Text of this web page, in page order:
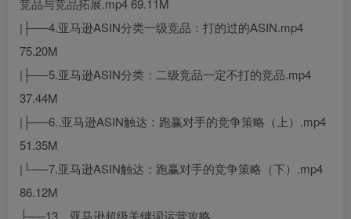
竞品与竞品拓展.mp4 69.11M
|├──4.亚马逊ASIN分类一级竞品：打的过的ASIN.mp4
75.20M
|├──5.亚马逊ASIN分类：二级竞品一定不打的竞品.mp4
37.44M
|├──6..亚马逊ASIN触达：跑赢对手的竞争策略（上）.mp4
51.35M
|└──7.亚马逊ASIN触达：跑赢对手的竞争策略（下）.mp4
86.12M
├──13、亚马逊超级关键词运营攻略